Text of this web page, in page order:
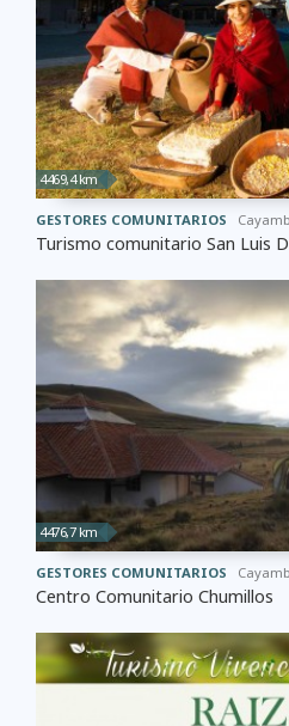
4469,4 km
GESTORES COMUNITARIOS
Turismo comunitario San Luis
4476,7 km
GESTORES COMUNITARIOS
Centro Comunitario Chumillos